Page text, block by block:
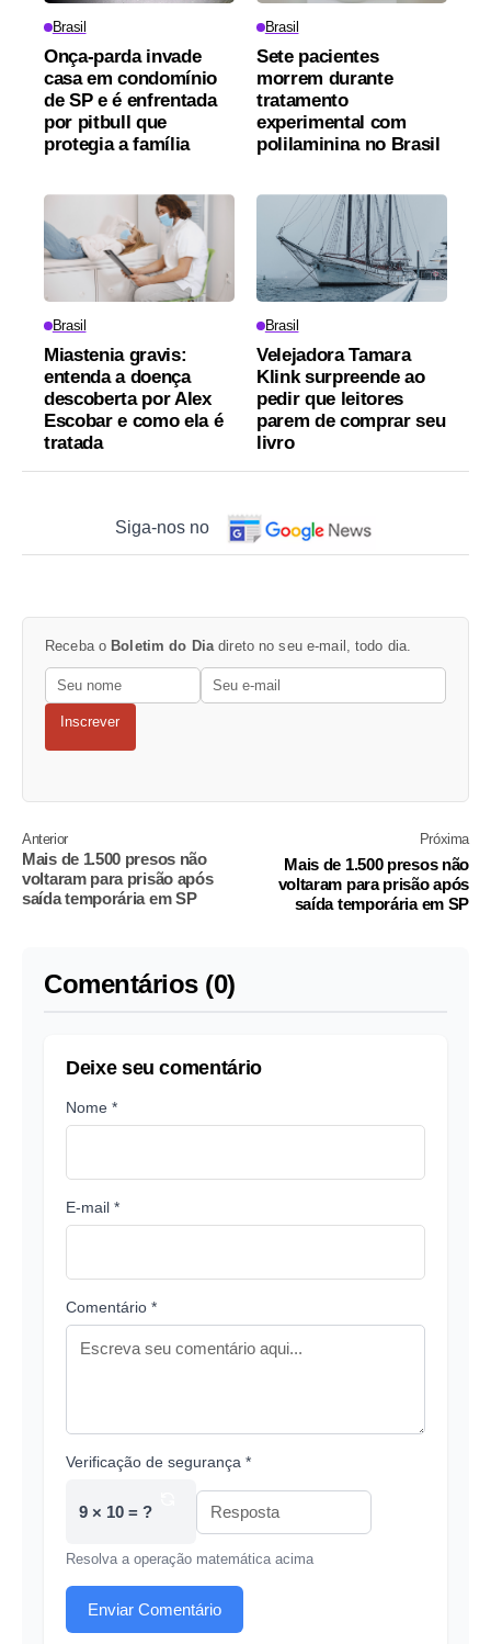
Brasil
Onça-parda invade
casa em condomínio
de SP e é enfrentada
por pitbull que
protegia a família
Brasil
Sete pacientes
morrem durante
tratamento
experimental com
polilaminina no Brasil
Brasil
Miastenia gravis:
entenda a doença
descoberta por Alex
Escobar e como ela é
tratada
Brasil
Velejadora Tamara
Klink surpreende ao
pedir que leitores
parem de comprar seu
livro
Siga-nos no
Receba o Boletim do Dia direto no seu e-mail, todo dia.
Inscrever
Anterior
Mais de 1.500 presos não
voltaram para prisão após
saída temporária em SP
Próxima
Mais de 1.500 presos não
voltaram para prisão após
saída temporária em SP
Comentários (0)
Deixe seu comentário
Nome *
E-mail *
Comentário *
Verificação de segurança *
9 × 10 = ?
Resolva a operação matemática acima
Enviar Comentário